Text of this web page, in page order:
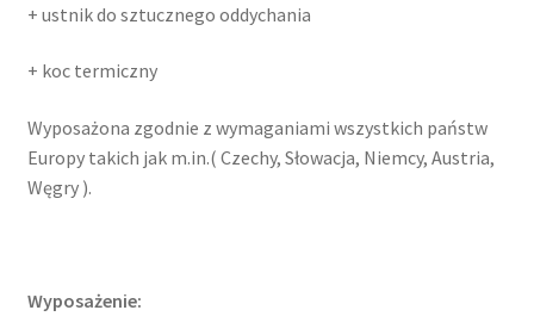
+ ustnik do sztucznego oddychania
+ koc termiczny
Wyposażona zgodnie z wymaganiami wszystkich państw
Europy takich jak m.in.( Czechy, Słowacja, Niemcy, Austria,
Węgry ).
Wyposażenie: